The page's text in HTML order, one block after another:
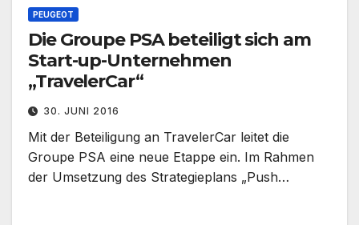
PEUGEOT
Die Groupe PSA beteiligt sich am
Start-up-Unternehmen
„TravelerCar“
30. JUNI 2016
Mit der Beteiligung an TravelerCar leitet die
Groupe PSA eine neue Etappe ein. Im Rahmen
der Umsetzung des Strategieplans „Push…